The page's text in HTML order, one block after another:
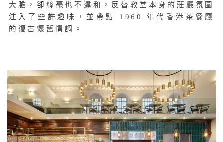
大膽，卻絲毫也不違和，反替教堂本身的莊嚴氛圍
注入了些許趣味，並帶點 1960 年代香港茶餐廳
的復古懷舊情調。